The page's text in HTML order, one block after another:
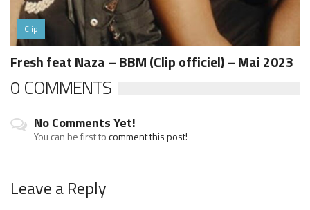
Clip
Fresh feat Naza – BBM (Clip officiel) – Mai 2023
0 COMMENTS
No Comments Yet!
You can be first tocomment this post!
Leave a Reply